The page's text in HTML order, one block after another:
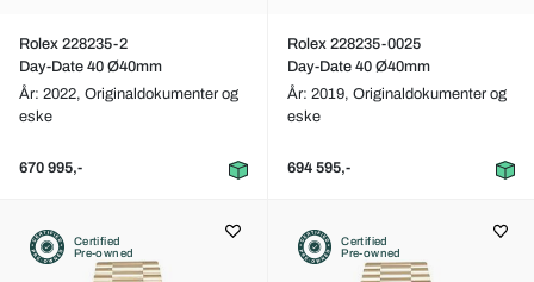
Rolex 228235-2
Day-Date 40 Ø40mm
År: 2022, Originaldokumenter og
eske
670 995,-
Rolex 228235-0025
Day-Date 40 Ø40mm
År: 2019, Originaldokumenter og
eske
694 595,-
Certified
Pre-owned
Certified
Pre-owned